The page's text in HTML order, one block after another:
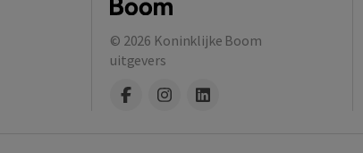
© 2026 Koninklijke Boom
uitgevers